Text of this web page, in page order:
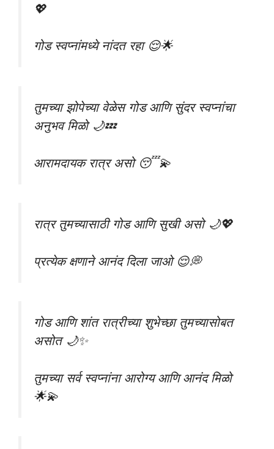
💖
गोड स्वप्नांमध्ये नांदत रहा 😌🌟
तुमच्या झोपेच्या वेळेस गोड आणि सुंदर स्वप्नांचा
अनुभव मिळो 🌙💤
आरामदायक रात्र असो 😴💫
रात्र तुमच्यासाठी गोड आणि सुखी असो 🌙💖
प्रत्येक क्षणाने आनंद दिला जाओ 😌💭
गोड आणि शांत रात्रीच्या शुभेच्छा तुमच्यासोबत
असोत 🌙✨
तुमच्या सर्व स्वप्नांना आरोग्य आणि आनंद मिळो
🌟💫